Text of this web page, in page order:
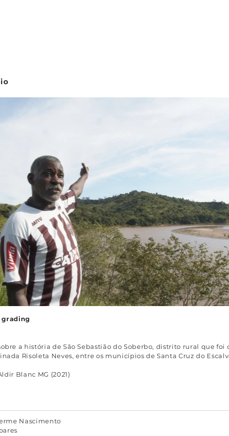
a história de São Sebastião do Soberbo, distrito rural que
Risoleta Neves, entre os municípios de Santa Cruz do
Blanc MG (2021)
Nascimento